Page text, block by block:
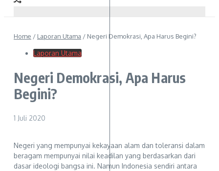
Home / Laporan Utama / Negeri Demokrasi, Apa Harus Begini?
Laporan Utama
Negeri Demokrasi, Apa Harus
Begini?
1 Juli 2020
Negeri yang mempunyai kekayaan alam dan toleransi dalam
beragam mempunyai nilai keadilan yang berdasarkan dari
dasar ideologi bangsa ini. Namun Indonesia sendiri antara